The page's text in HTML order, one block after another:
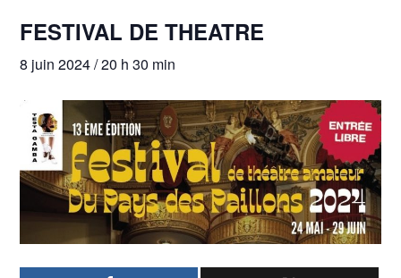
FESTIVAL DE THEATRE
8 juin 2024 / 20 h 30 min